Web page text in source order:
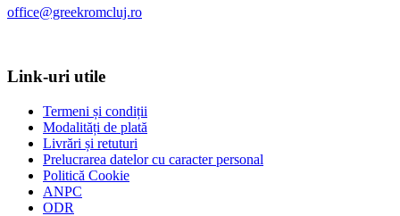
office@greekromcluj.ro
Link-uri utile
Termeni și condiții
Modalități de plată
Livrări și retuturi
Prelucrarea datelor cu caracter personal
Politică Cookie
ANPC
ODR